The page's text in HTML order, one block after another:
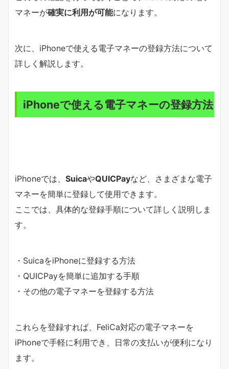
マネーが確実に利用が可能になります。
次に、iPhoneで使える電子マネーの登録方法について
詳しく解説します。
iPhoneで使える電子マネーの登録方法
iPhoneでは、 SuicaやQUICPayなど、さまざまな電子
マネーを簡単に登録して使用できます。
ここでは、具体的な登録手順について詳しく説明しま
す。
・SuicaをiPhoneに登録する方法
・QUICPayを簡単に追加する手順
・その他の電子マネーを登録する方法
これらを登録すれば、FeliCa対応の電子マネーを
iPhoneで手軽に利用でき、日常の支払いが便利になり
ます。